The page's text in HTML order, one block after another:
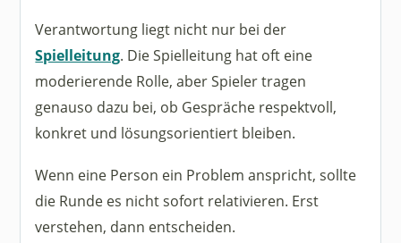
Verantwortung liegt nicht nur bei der
Spielleitung. Die Spielleitung hat oft eine
moderierende Rolle, aber Spieler tragen
genauso dazu bei, ob Gespräche respektvoll,
konkret und lösungsorientiert bleiben.
Wenn eine Person ein Problem anspricht, sollte
die Runde es nicht sofort relativieren. Erst
verstehen, dann entscheiden.